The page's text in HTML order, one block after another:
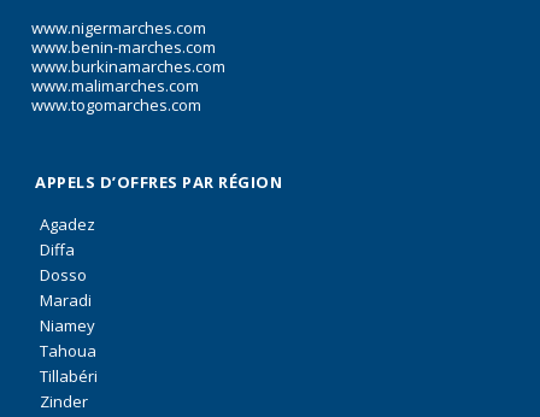
www.nigermarches.com
www.benin-marches.com
www.burkinamarches.com
www.malimarches.com
www.togomarches.com
APPELS D’OFFRES PAR RÉGION
Agadez
Diffa
Dosso
Maradi
Niamey
Tahoua
Tillabéri
Zinder